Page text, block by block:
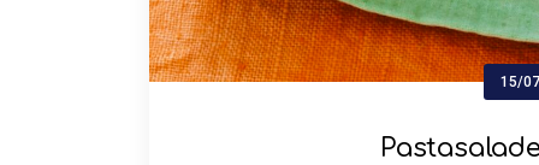
15/